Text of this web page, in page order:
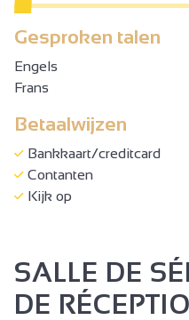
Gesproken talen
Engels
Frans
Betaalwijzen
Bankkaart/creditcard
Contanten
Kijk op
SALLE DE
DE